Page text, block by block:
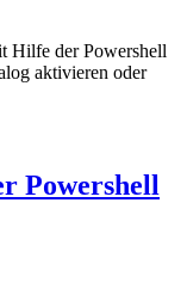
Hilfe der Powershell
aktivieren oder
Powershell